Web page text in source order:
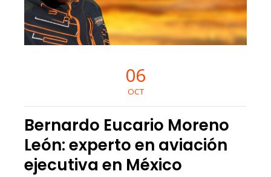
06
OCT
Bernardo Eucario Moreno
León: experto en aviación
ejecutiva en México